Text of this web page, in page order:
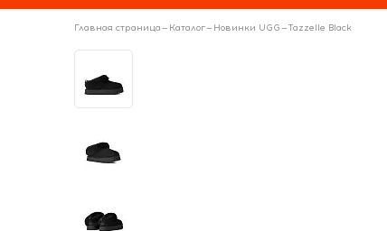
Главная страница— Каталог— Новинки UGG—Tazzelle Black